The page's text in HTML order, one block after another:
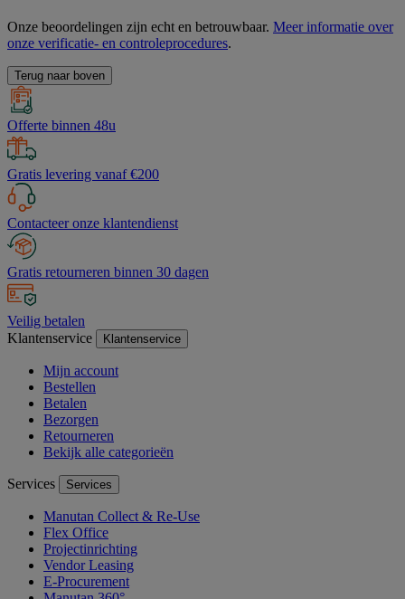
Onze beoordelingen zijn echt en betrouwbaar. Meer informatie over
onze verificatie- en controleprocedures.
Terug naar boven
Offerte binnen 48u
Gratis levering vanaf €200
Contacteer onze klantendienst
Gratis retourneren binnen 30 dagen
Veilig betalen
Klantenservice
Klantenservice
Mijn account
Bestellen
Betalen
Bezorgen
Retourneren
Bekijk alle categorieën
Services Services
Manutan Collect & Re-Use
Flex Office
Projectinrichting
Vendor Leasing
E-Procurement